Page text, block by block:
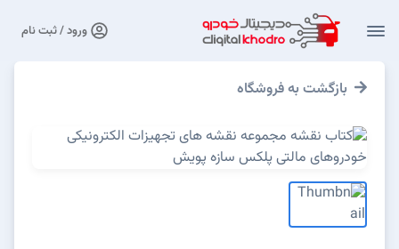
ورود / ثبت نام
بازگشت به فروشگاه